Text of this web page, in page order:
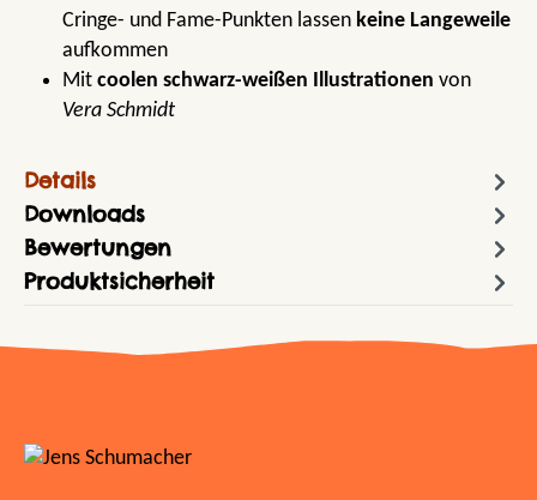
Cringe- und Fame-Punkten lassen keine Langeweile
aufkommen
Mit coolen schwarz-weißen Illustrationen von
Vera Schmidt
Details
Downloads
Bewertungen
Produktsicherheit